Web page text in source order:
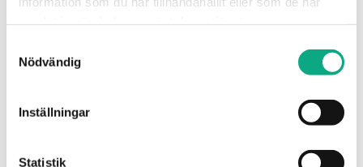
Nödvändig
Inställningar
Statistik